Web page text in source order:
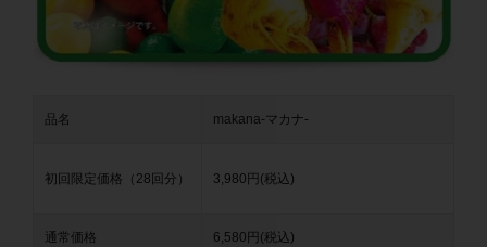
品名 makana-マカナ-
初回限定価格（28回分） 3,980円(税込)
通常価格 6,580円(税込)